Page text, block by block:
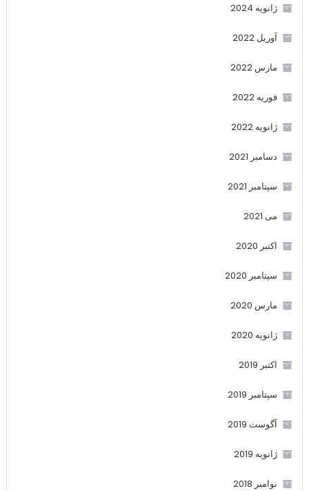
ژانویه 2024
آوریل 2022
مارس 2022
فوریه 2022
ژانویه 2022
دسامبر 2021
سپتامبر 2021
می 2021
اکتبر 2020
سپتامبر 2020
مارس 2020
ژانویه 2020
اکتبر 2019
سپتامبر 2019
آگوست 2019
ژانویه 2019
نوامبر 2018